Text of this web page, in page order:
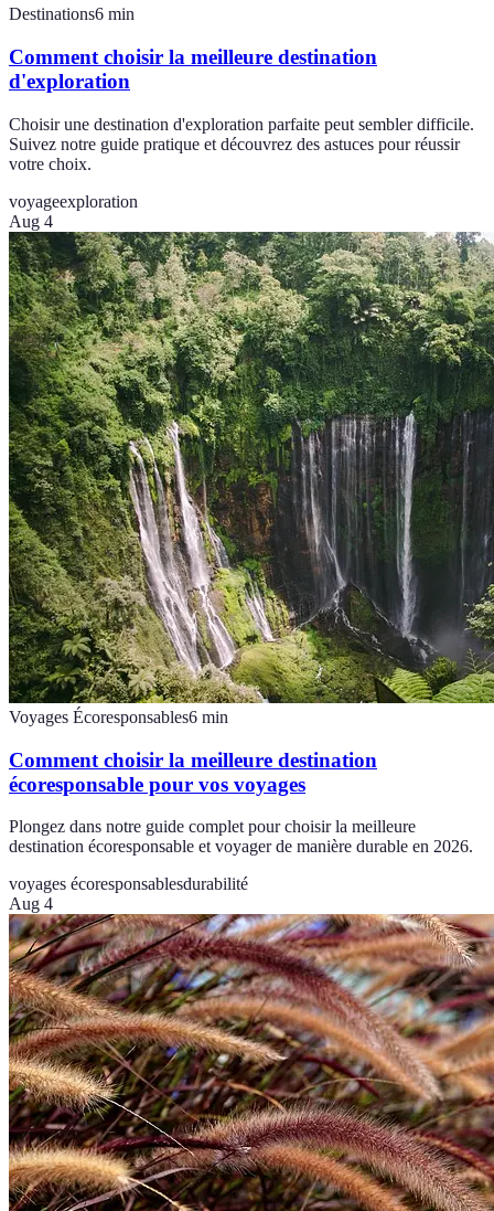
Destinations6 min
Comment choisir la meilleure destination
d'exploration
Choisir une destination d'exploration parfaite peut sembler difficile.
Suivez notre guide pratique et découvrez des astuces pour réussir
votre choix.
voyageexploration
Aug 4
Voyages Écoresponsables6 min
Comment choisir la meilleure destination
écoresponsable pour vos voyages
Plongez dans notre guide complet pour choisir la meilleure
destination écoresponsable et voyager de manière durable en 2026.
voyages écoresponsablesdurabilité
Aug 4